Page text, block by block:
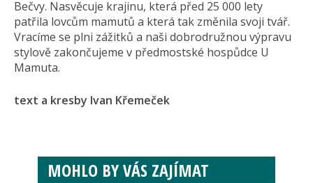
Bečvy. Nasvěcuje krajinu, která před 25 000 lety
patřila lovcům mamutů a která tak změnila svoji tvář.
Vracíme se plni zážitků a naši dobrodružnou výpravu
stylově zakončujeme v předmostské hospůdce U
Mamuta.
text a kresby Ivan Křemeček
MOHLO BY VÁS ZAJÍMAT